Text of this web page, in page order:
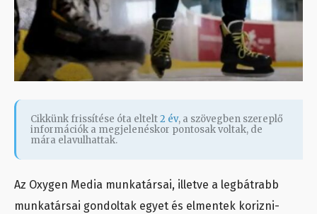
Cikkünk frissítése óta eltelt2 év, a szövegben szereplő
információk a megjelenéskor pontosak voltak, de
mára elavulhattak.
Az Oxygen Media munkatársai, illetve a legbátrabb
munkatársai gondoltak egyet és elmentek korizni-